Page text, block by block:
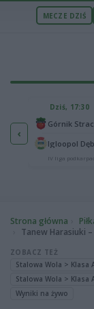
MECZE DZIŚ
‹
65
25
Dziś, 17:30
Igloopol
IV liga
Strona główna
Tanew Harasiuki
ZOBACZ TEŻ
Stalowa Wola > Klasa
Stalowa Wola >
Wyniki na żywo